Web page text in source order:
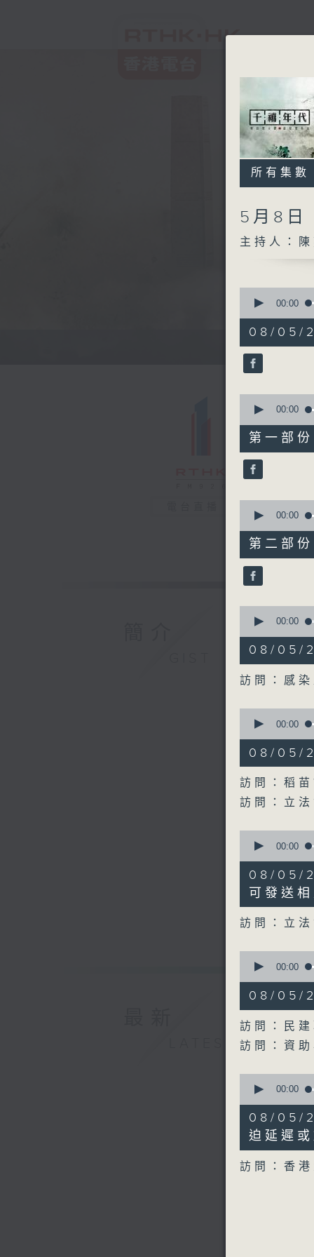
所有集數
5月8日
主持人：
seconds
hour,
36
minutes,
24
90%
00:00
08/05/
seconds
49
minutes,
30
seconds
90%
00:00
第一部
seconds
47
minutes,
4
seconds
90%
00:00
第二部
seconds
11
minutes,
55
seconds
90%
00:00
08/05/
訪問：感
seconds
18
minutes,
10
seconds
90%
00:00
08/05/
訪問：稻
訪問：立
seconds
minutes,
14
seconds
00:00
08/05/
可發送
訪問：立
seconds
25
minutes,
14
seconds
90%
00:00
08/05/
訪問：民
訪問：資
seconds
minutes,
52
00:00
08/05/
迫延遲
訪問：香